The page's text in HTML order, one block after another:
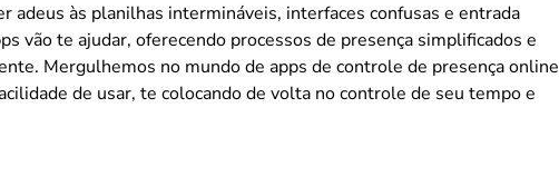
adeus às planilhas intermináveis, interfaces confusas e entrada
vão te ajudar, oferecendo processos de presença simplificados e
Mergulhemos no mundo de apps de controle de presença online
de usar, te colocando de volta no controle de seu tempo e